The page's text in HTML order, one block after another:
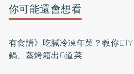
你可能還會想看
有食譜》吃膩冷凍年菜？教你
鍋、蒸烤箱出6道菜